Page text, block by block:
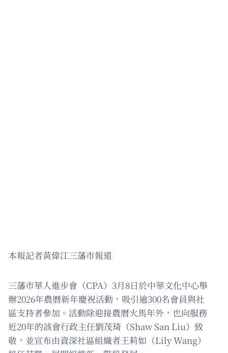
本報記者黃偉江三藩市報道
三藩市華人進步會（CPA）3月8日於中華文化中心舉
辦2026年農曆新年慶祝活動，吸引逾300名會員與社
區支持者參加。活動除迎接農曆火馬年外，也向服務
近20年的該會行政主任劉茂琦（Shaw San Liu）致
敬，並宣布由資深社區組織者王莉如（Lily Wang）